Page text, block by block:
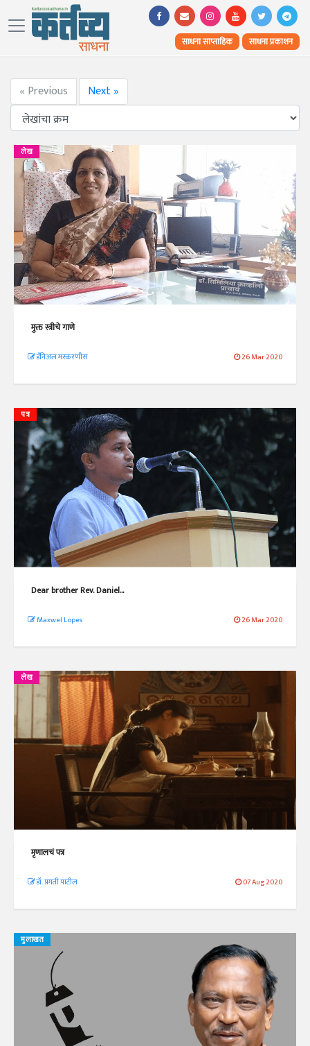
साधना साप्ताहिक साधना प्रकाशन
« Previous Next »
लेख
मुक्त स्त्रीचे गाणे
डॅनिअल मस्करणीस 26 Mar 2020
पत्र
Dear brother Rev. Daniel...
Maxwel Lopes 26 Mar 2020
लेख
मृणालचं पत्र
डॉ. प्रगती पाटील 07 Aug 2020
मुलाखत